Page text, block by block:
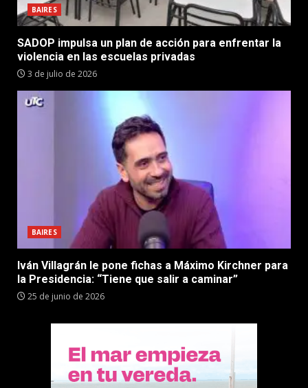
BAIRES
SADOP impulsa un plan de acción para enfrentar la
violencia en las escuelas privadas
3 de julio de 2026
BAIRES
Iván Villagrán le pone fichas a Máximo Kirchner para
la Presidencia: “Tiene que salir a caminar”
25 de junio de 2026